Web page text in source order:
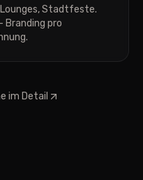
Stadtfeste.
Branding pro
im Detail